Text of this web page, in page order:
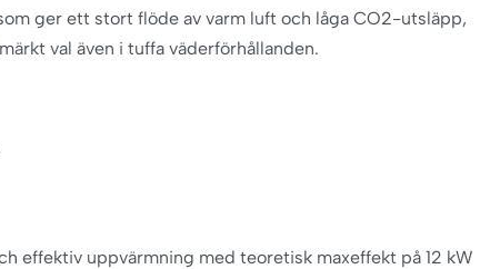
ger ett stort flöde av varm luft och låga CO2-utsläpp,
val även i tuffa väderförhållanden.
effektiv uppvärmning med teoretisk maxeffekt på 12 kW